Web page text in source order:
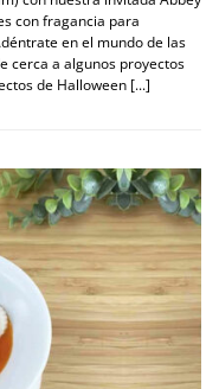
con fragancia para
en el mundo de las
cerca a algunos proyectos
de Halloween [...]